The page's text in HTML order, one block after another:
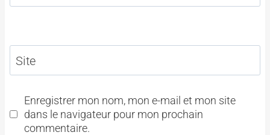
Site
Enregistrer mon nom, mon e-mail et mon site
dans le navigateur pour mon prochain
commentaire.